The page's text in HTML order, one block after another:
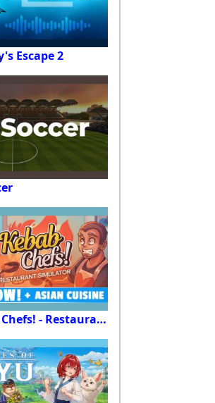
Escape 2
Kebab Chefs! - Restaurant Simulator